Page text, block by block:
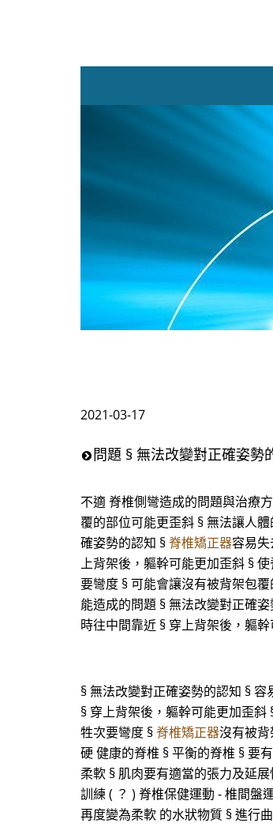
2021-03-17
問題 § 無法改變對正確姿勢
不適 脊椎側彎造成的問題與治療
覆的部位可能更歪斜 § 無法讓人
確姿勢的認知 §脊椎矯正器容易
上背架後，軀幹可能更加歪斜 §
要彎度 § 可能會讓沒有被背架包
能造成的問題 § 無法改變對正確
時往中間靠近 § 穿上背架後，軀
§ 無法改變對正確姿勢的認知 §
§ 穿上背架後，軀幹可能更加歪
牲次要彎度 §脊椎矯正器沒有被
硬 健康的脊椎 § 平衡的脊椎 § 要
柔軟 § 肌肉要有適當的張力及延
訓練 ( ？ ) 脊椎保健運動 - 椎間盤
再度變為柔軟 的水狀物質 § 進行